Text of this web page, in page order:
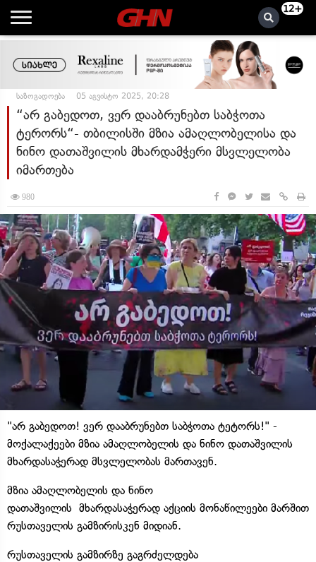
12+
საზოგადოება 05 აგვისტო 2025, 20:28
“არ გაბედოთ, ვერ დააბრუნებთ საბჭოთა
ტერორს“- თბილისში მზია ამაღლობელისა და
ნინო დათაშვილის მხარდამჭერი მსვლელობა
იმართება
980
"არ გაბედოთ! ვერ დააბრუნებთ საბჭოთა ტეტორს!" -
მოქალაქეები მზია ამაღლობელის და ნინო დათაშვილის
მხარდასაჭერად მსვლელობას მართავენ.
მზია ამაღლობელის და ნინო
დათაშვილის მხარდასაჭერად აქციის მონაწილეები მარშით
რუსთაველის გამზირისკენ მიდიან.
რუსთაველის გამზირზე გაგრძელდება